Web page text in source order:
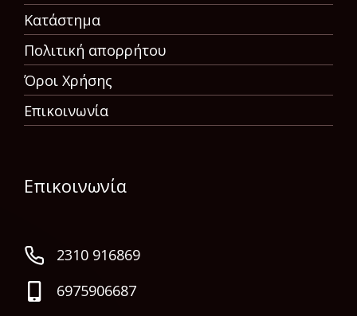
Κατάστημα
Πολιτική απορρήτου
Όροι Χρήσης
Επικοινωνία
Επικοινωνία
2310 916869
6975906687